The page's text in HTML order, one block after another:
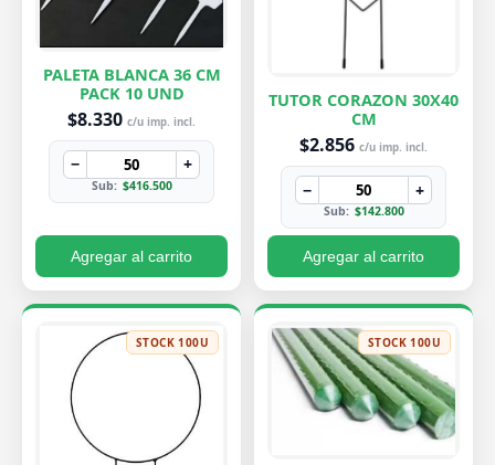
PALETA BLANCA 36 CM
PACK 10 UND
$8.330 c/u imp. incl.
− +
Sub: $416.500
Agregar al carrito
TUTOR CORAZON 30X40
CM
$2.856 c/u imp. incl.
− +
Sub: $142.800
Agregar al carrito
STOCK 100U STOCK 100U